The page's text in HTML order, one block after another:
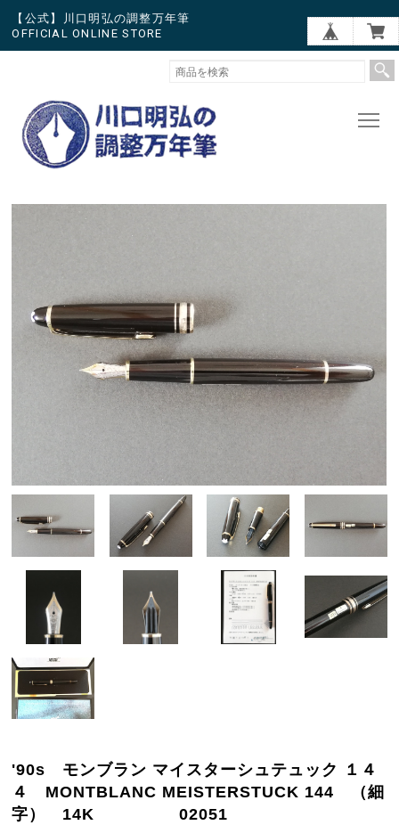
【公式】川口明弘の調整万年筆
OFFICIAL ONLINE STORE
'90s モンブラン マイスターシュテュック １４
４ MONTBLANC MEISTERSTUCK 144 （細
字） 14K 02051